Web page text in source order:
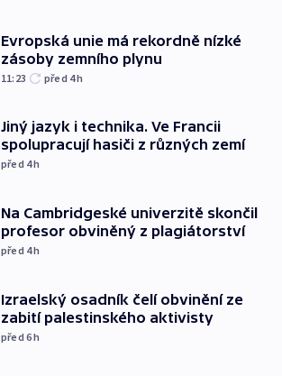
Evropská unie má rekordně nízké
zásoby zemního plynu
11:23 před 4h
Jiný jazyk i technika. Ve Francii
spolupracují hasiči z různých zemí
před 4h
Na Cambridgeské univerzitě skončil
profesor obviněný z plagiátorství
před 4h
Izraelský osadník čelí obvinění ze
zabití palestinského aktivisty
před 6h